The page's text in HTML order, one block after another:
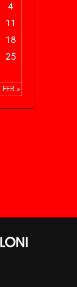
FEB »
4
11
18
25